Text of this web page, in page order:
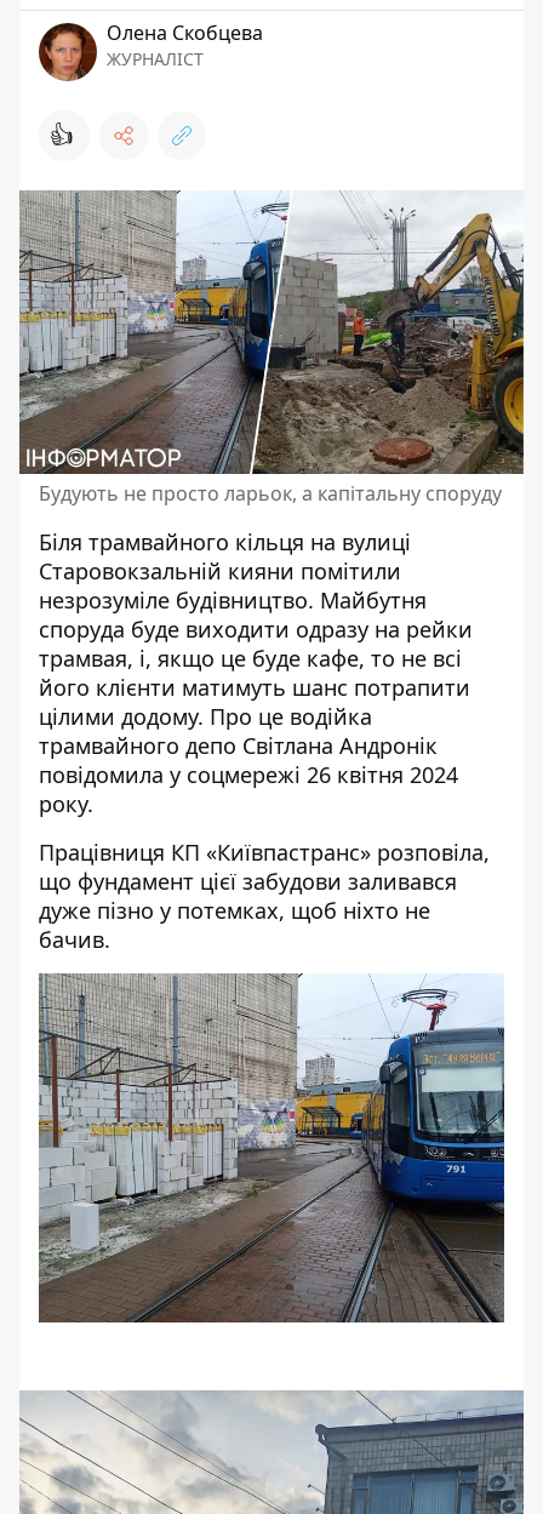
Олена Скобцева
ЖУРНАЛІСТ
👍
Будують не просто ларьок, а капітальну споруду
Біля трамвайного кільця на вулиці
Старовокзальній кияни помітили
незрозуміле будівництво. Майбутня
споруда буде виходити одразу на рейки
трамвая, і, якщо це буде кафе, то не всі
його клієнти матимуть шанс потрапити
цілими додому. Про це водійка
трамвайного депо Світлана Андронік
повідомила у соцмережі 26 квітня 2024
року.
Працівниця КП «Київпастранс» розповіла,
що фундамент цієї забудови заливався
дуже пізно у потемках, щоб ніхто не
бачив.